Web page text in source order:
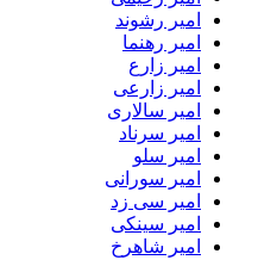
امیر رشوند
امیر رهنما
امیر زارع
امیر زارعی
امیر سالاری
امیر سرناد
امیر سلو
امیر سورانی
امیر سی زد
امیر سینکی
امیر شاهرخ